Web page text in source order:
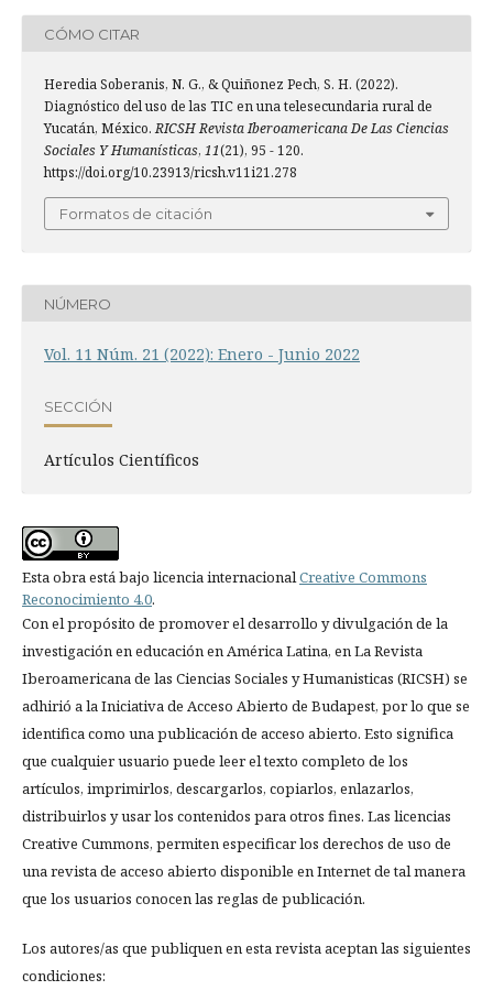
CÓMO CITAR
Heredia Soberanis, N. G., & Quiñonez Pech, S. H. (2022).
Diagnóstico del uso de las TIC en una telesecundaria rural de
Yucatán, México.RICSH Revista Iberoamericana De Las Ciencias
Sociales Y Humanísticas, 11(21), 95 - 120.
https://doi.org/10.23913/ricsh.v11i21.278
Formatos de citación
NÚMERO
Vol. 11 Núm. 21 (2022): Enero - Junio 2022
SECCIÓN
Artí­culos Científicos
Esta obra está bajo licencia internacionalCreative Commons
Reconocimiento 4.0.
Con el propósito de promover el desarrollo y divulgación de la
investigación en educación en América Latina, en La Revista
Iberoamericana de las Ciencias Sociales y Humanisticas (RICSH) se
adhirió a la Iniciativa de Acceso Abierto de Budapest, por lo que se
identifica como una publicación de acceso abierto. Esto significa
que cualquier usuario puede leer el texto completo de los
artículos, imprimirlos, descargarlos, copiarlos, enlazarlos,
distribuirlos y usar los contenidos para otros fines. Las licencias
Creative Cummons, permiten especificar los derechos de uso de
una revista de acceso abierto disponible en Internet de tal manera
que los usuarios conocen las reglas de publicación.
Los autores/as que publiquen en esta revista aceptan las siguientes
condiciones: